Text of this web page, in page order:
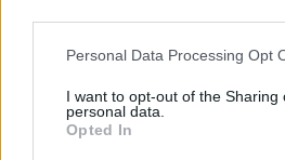
Personal Data Processing Opt
I want to opt-out of the Sharing
personal data.
Opted In